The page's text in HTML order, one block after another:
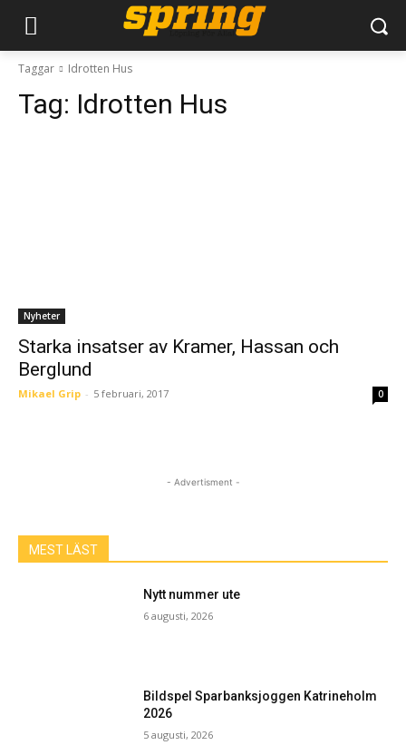
Taggar Idrotten Hus
Tag: Idrotten Hus
Nyheter
Starka insatser av Kramer, Hassan och
Berglund
Mikael Grip - 5 februari, 2017 0
- Advertisment -
MEST LÄST
Nytt nummer ute
6 augusti, 2026
Bildspel Sparbanksjoggen Katrineholm
2026
5 augusti, 2026